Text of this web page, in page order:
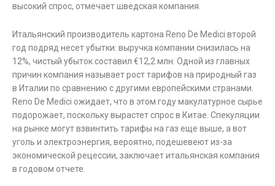
высокий спрос, отмечает шведская компания.
Итальянский производитель картона Reno De Medici второй
год подряд несет убытки: выручка компании снизилась на
12%, чистый убыток составил €12,2 млн. Одной из главных
причин компания называет рост тарифов на природный газ
в Италии по сравнению с другими европейскими странами.
Reno De Medici ожидает, что в этом году макулатурное сырье
подорожает, поскольку вырастет спрос в Китае. Спекуляции
на рынке могут взвинтить тарифы на газ еще выше, а вот
уголь и электроэнергия, вероятно, подешевеют из-за
экономической рецессии, заключает итальянская компания
в годовом отчете.